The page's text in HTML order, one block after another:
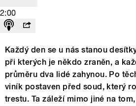
2:00
Každý den se u nás stanou
při kterých je někdo zraněn, a
průměru dva lidé zahynou. Po
viník postaven před soud, který
trestu. Ta záleží mimo jiné na